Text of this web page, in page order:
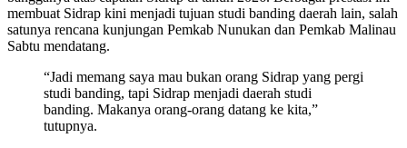
membuat Sidrap kini menjadi tujuan studi banding daerah lain, salah
satunya rencana kunjungan Pemkab Nunukan dan Pemkab Malinau
Sabtu mendatang.
“Jadi memang saya mau bukan orang Sidrap yang pergi
studi banding, tapi Sidrap menjadi daerah studi
banding. Makanya orang-orang datang ke kita,”
tutupnya.